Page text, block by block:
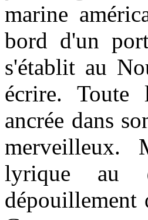
marine
bord d'un
s'établit au
écrire. Toute
ancrée dans
merveilleux.
lyrique au
dépouillement